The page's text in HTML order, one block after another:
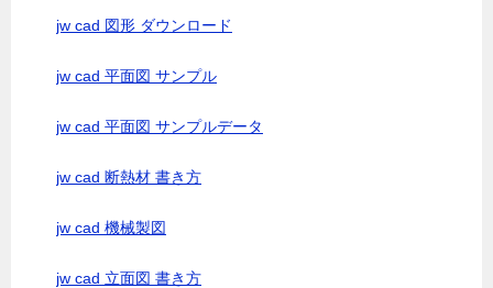
jw cad 図形 ダウンロード
jw cad 平面図 サンプル
jw cad 平面図 サンプルデータ
jw cad 断熱材 書き方
jw cad 機械製図
jw cad 立面図 書き方